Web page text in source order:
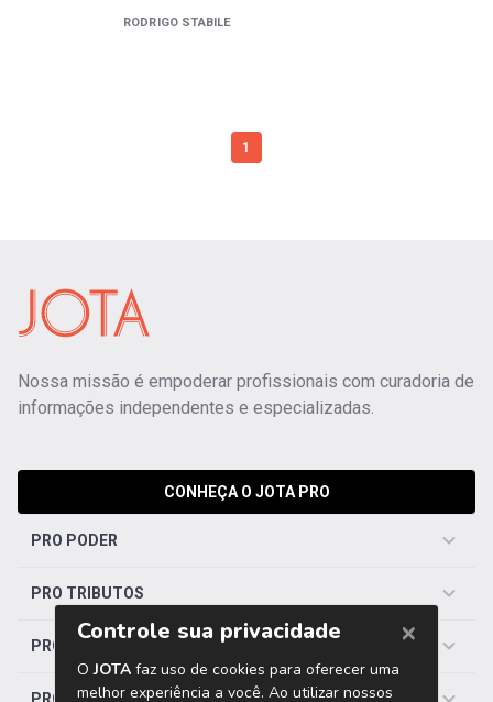
RODRIGO STABILE
1
Nossa missão é empoderar profissionais com curadoria de
informações independentes e especializadas.
CONHEÇA O JOTA PRO
PRO PODER
PRO TRIBUTOS
PRO TRABALHISTA